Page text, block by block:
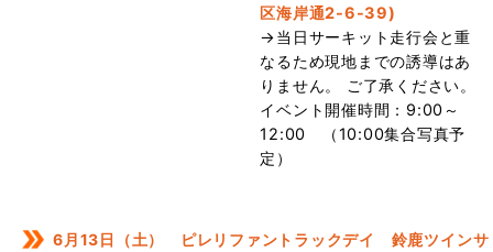
区海岸通2-6-39)
→当日サーキット走行会と重
なるため現地までの誘導はあ
りません。 ご了承ください。
イベント開催時間：9:00～
12:00 （10:00集合写真予
定）
6月13日（土） ピレリファントラックデイ 鈴鹿ツインサ